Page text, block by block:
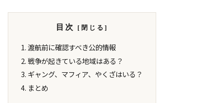
目次
渡航前に確認すべき公的情報
戦争が起きている地域はある？
ギャング、マフィア、やくざはいる？
まとめ